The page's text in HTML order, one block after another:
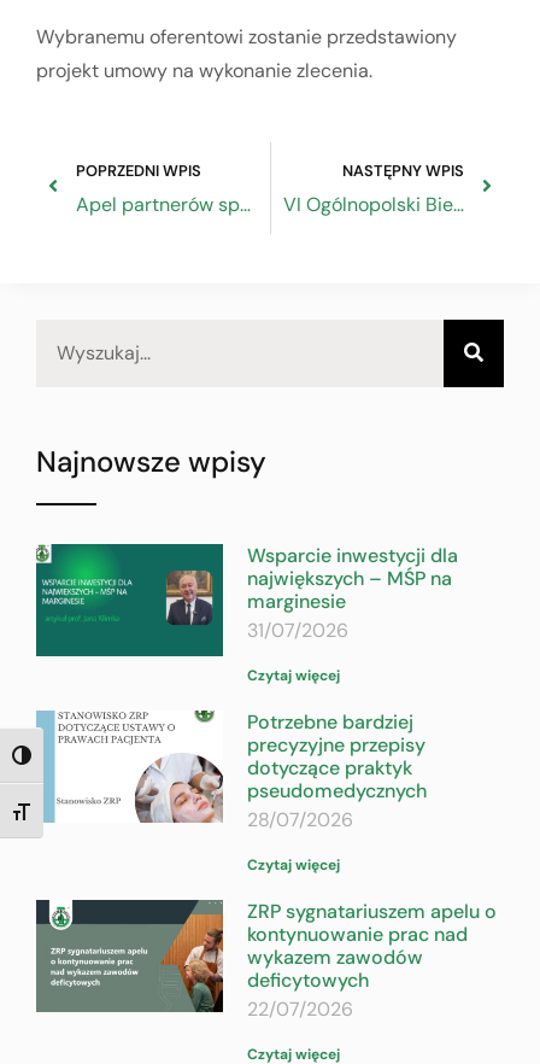
TOGGLE HIGH CONTRAST
TOGGLE FONT SIZE
Wybranemu oferentowi zostanie przedstawiony
projekt umowy na wykonanie zlecenia.
POPRZEDNI WPIS
Apel partnerów społecznych – członków RDS w sprawie wyborów do Parlamentu Europejskiego
NASTĘPNY WPIS
VI Ogólnopolski Bieg Rzemieślnika
Najnowsze wpisy
Wsparcie inwestycji dla
największych – MŚP na
marginesie
31/07/2026
Czytaj więcej
Potrzebne bardziej
precyzyjne przepisy
dotyczące praktyk
pseudomedycznych
28/07/2026
Czytaj więcej
ZRP sygnatariuszem apelu o
kontynuowanie prac nad
wykazem zawodów
deficytowych
22/07/2026
Czytaj więcej